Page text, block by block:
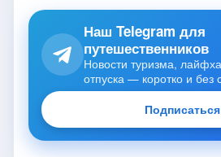
Наш Telegram для
путешественников
Новости туризма,
отпуска — коротко и без
Подписаться